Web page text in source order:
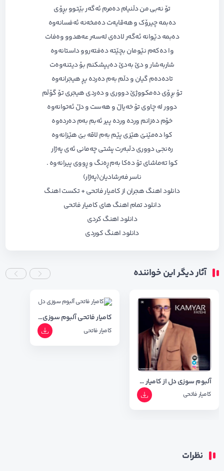
تۆ نەبی من دڵنیام دەمرم ئەگەر بێتوو بڕۆی
دەبمە چیرۆک و هەقایەت دەمخەنە ئەفسانەوە
دەبمە دێوانە ئەگەر لادەی لەسەر عەهدوو وەفات
وا دەکەم نێومان بچێتە دەفتەروو داستانەوە
شاربەشار و دێ بەدێ دەیپشکنم بۆ دیتنەوەت
تادەدەم گیان و دڵم بەم دەردە پڕ هیجرانەوە
تۆ بڕۆی دەمکووژێ دووری و دەردی هیجری تۆ گۆڵم
دوور لە چاوی تۆ خەیاڵ و هەست و دڵ ئەتوانەوە
خۆم دەزانم وردە وردە پیر ئەبم بەم دەردەوە
کوا دەمێنێ هێزی پێم بەم لاقە بێ هێزانەوە
رەنجی دووری دڵبەرت پشتی چەمانی ئەی پەژار
کوا تەماشای تۆ دەکا بەم ڕەنگ و ڕووی پیرانەوە .
ناسر فەرشادیان(پەژار)
دانلود اهنگ هجران از کامیار فاتحی + تکست اهنگ
دانلود تمام اهنگ های کامیار فاتحی
دانلود اهنگ کردی
دانلود اهنگ کوردی
آثار دیگر این خواننده
آلبوم سوزی دل از کامیار فاتحی با کیفیت ۳۲۰
کامیار فاتحی
کامیار فاتحی آلبوم سوزی دل
کامیار فاتحی
نظرات